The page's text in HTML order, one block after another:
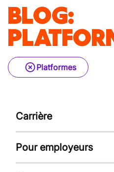
BLOG:
Platformes
Carrière
Pour employeurs